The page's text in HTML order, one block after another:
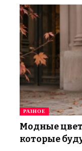
РАЗНОЕ
Модные
которые